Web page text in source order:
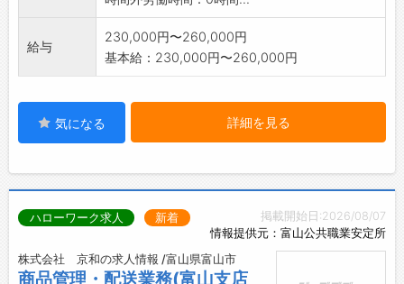
給与
230,000円〜260,000円
基本給：230,000円〜260,000円
気になる 詳細を見る
掲載開始日:2026/08/07
情報提供元：富山公共職業安定所
ハローワーク求人 新着
株式会社 京和の求人情報 /富山県富山市
商品管理・配送業務(富山支店